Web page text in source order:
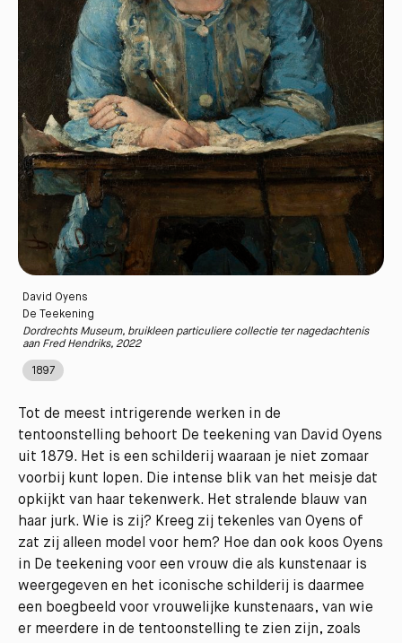
Tot de meest intrigerende werken in de
tentoonstelling behoort De teekening van David Oyens
uit 1879. Het is een schilderij waaraan je niet zomaar
voorbij kunt lopen. Die intense blik van het meisje dat
opkijkt van haar tekenwerk. Het stralende blauw van
haar jurk. Wie is zij? Kreeg zij tekenles van Oyens of
zat zij alleen model voor hem? Hoe dan ook koos Oyens
in De teekening voor een vrouw die als kunstenaar is
weergegeven en het iconische schilderij is daarmee
een boegbeeld voor vrouwelijke kunstenaars, van wie
er meerdere in de tentoonstelling te zien zijn, zoals
David Oyens
De Teekening
Dordrechts Museum, bruikleen particuliere collectie ter nagedachtenis
aan Fred Hendriks, 2022
1897